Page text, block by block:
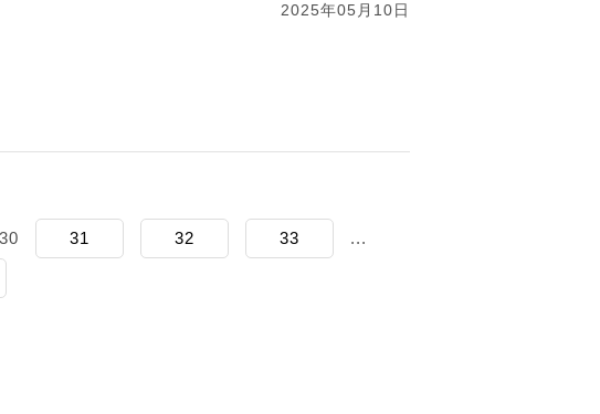
2025年05月10日
30 31 32 33 ...